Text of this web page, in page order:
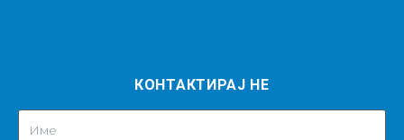
КОНТАКТИРАЈ НЕ